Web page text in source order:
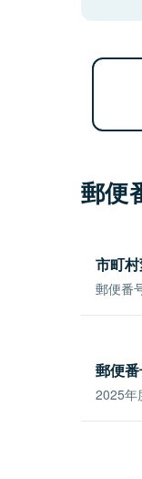
郵便
市町
郵便番
郵便
2025年